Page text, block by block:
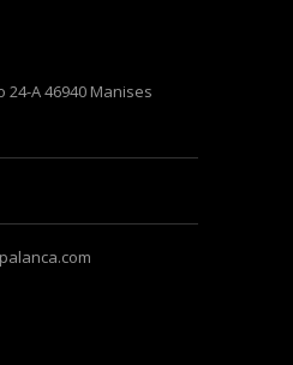
24-A 46940 Manises